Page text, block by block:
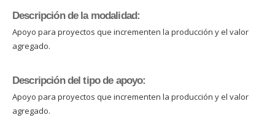
Descripción de la modalidad:
Apoyo para proyectos que incrementen la producción y el valor
agregado.
Descripción del tipo de apoyo:
Apoyo para proyectos que incrementen la producción y el valor
agregado.